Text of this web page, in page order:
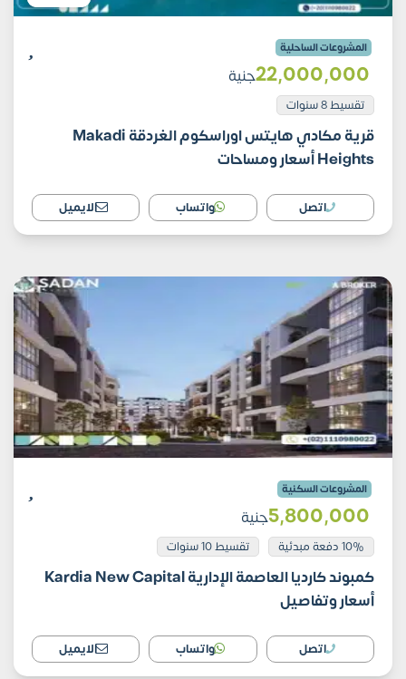
المشروعات الساحلية
22٬000٬000جنية
تقسيط 8 سنوات
قرية مكادي هايتس اوراسكوم الغردقة Makadi
Heights أسعار ومساحات
اتصل واتساب الايميل
المشروعات السكنية
5٬800٬000جنية
10% دفعة مبدئية تقسيط 10 سنوات
كمبوند كارديا العاصمة الإدارية Kardia New Capital
أسعار وتفاصيل
اتصل واتساب الايميل